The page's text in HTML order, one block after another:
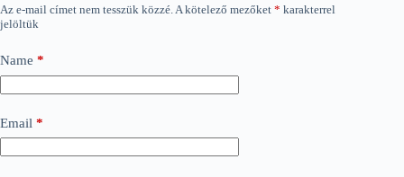
Az e-mail címet nem tesszük közzé.A kötelező mezőket * karakterrel
jelöltük
Name *
Email *